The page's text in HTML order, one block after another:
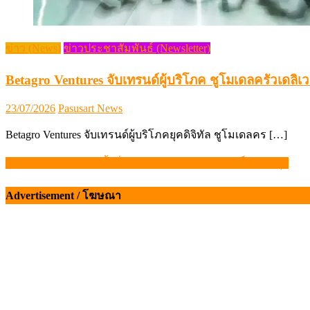
ข่าว (News) ข่าวประชาสัมพันธ์ (Newsletter)
Betagro Ventures จับเทรนด์ผู้บริโภค ชูโมเดลครัวเดลิเ
Posted
23/07/2026 Author
Pasusart News
Betagro Ventures จับเทรนด์ผู้บริโภคยุคดิจิทัล ชูโมเดลคร […]
แนะแนว
เรื่อง
Advertisement / โฆษณา